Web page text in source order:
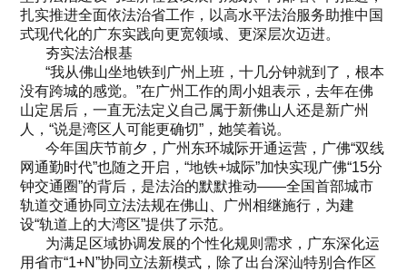
扎实推进全面依法治省工作，以高水平法治服务助推中国
式现代化的广东实践向更宽领域、更深层次迈进。
夯实法治根基
“我从佛山坐地铁到广州上班，十几分钟就到了，根本
没有跨城的感觉。”在广州工作的周小姐表示，去年在佛
山定居后，一直无法定义自己属于新佛山人还是新广州
人，“说是湾区人可能更确切”，她笑着说。
今年国庆节前夕，广州东环城际开通运营，广佛“双线
网通勤时代”也随之开启，“地铁+城际”加快实现广佛“15分
钟交通圈”的背后，是法治的默默推动——全国首部城市
轨道交通协同立法法规在佛山、广州相继施行，为建
设“轨道上的大湾区”提供了示范。
为满足区域协调发展的个性化规则需求，广东深化运
用省市“1+N”协同立法新模式，除了出台深汕特别合作区